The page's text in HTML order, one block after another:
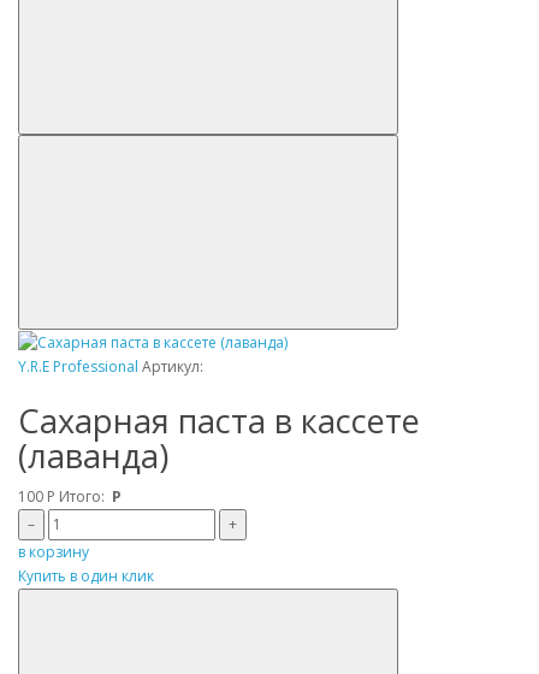
Y.R.E Professional Артикул:
Сахарная паста в кассете
(лаванда)
100 Р Итого: Р
–
+
в корзину
Купить в один клик